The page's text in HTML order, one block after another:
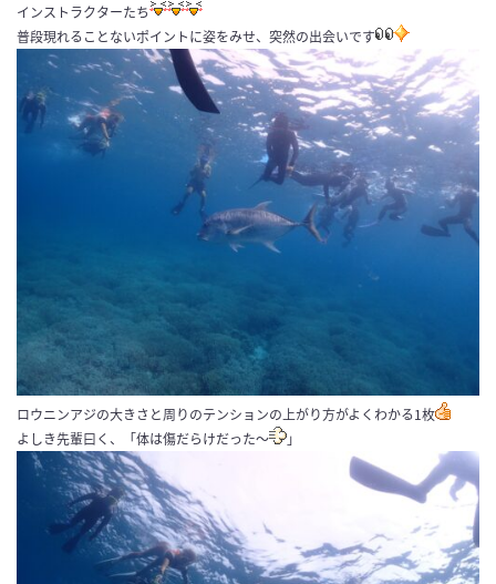
インストラクターたち
普段現れることないポイントに姿をみせ、突然の出会いです
ロウニンアジの大きさと周りのテンションの上がり方がよくわかる1枚
よしき先輩曰く、「体は傷だらけだった～
」